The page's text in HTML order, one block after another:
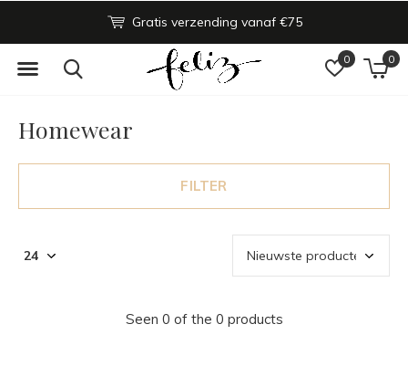
0 0
Gratis verzending vanaf €75
Homewear
FILTER
Seen 0 of the 0 products